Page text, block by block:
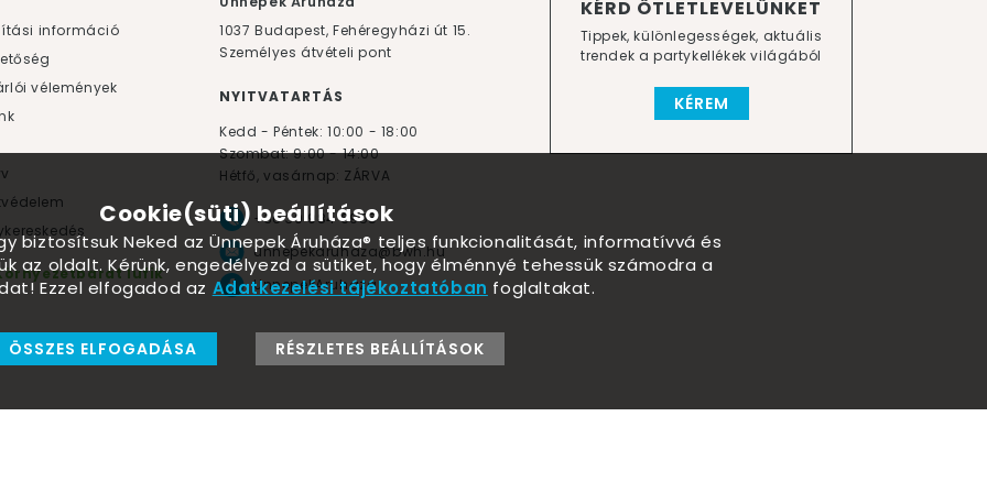
KÉRD ÖTLETLEVELÜNKET
Tippek, különlegességek, aktuális
trendek a partykellékek világából
KÉREM
információ
vélemények
lufik
1037 Budapest, Fehéregyházi út 15.
Személyes átvételi pont
NYITVATARTÁS
Kedd - Péntek: 10:00 - 18:00
Szombat: 9:00 - 14:00
Hétfő, vasárnap: ZÁRVA
+36 30 984 6955
unnepekaruhaza@bwh.hu
UnnepekAruhaza
Cookie(süti) beállítások
biztosítsuk Neked az Ünnepek Áruháza® teljes funkcionalitását, informatívvá és
az oldalt. Kérünk, engedélyezd a sütiket, hogy élménnyé tehessük számodra a
Ezzel elfogadod az Adatkezelési tájékoztatóban foglaltakat.
ÖSSZES ELFOGADÁSA RÉSZLETES BEÁLLÍTÁSOK